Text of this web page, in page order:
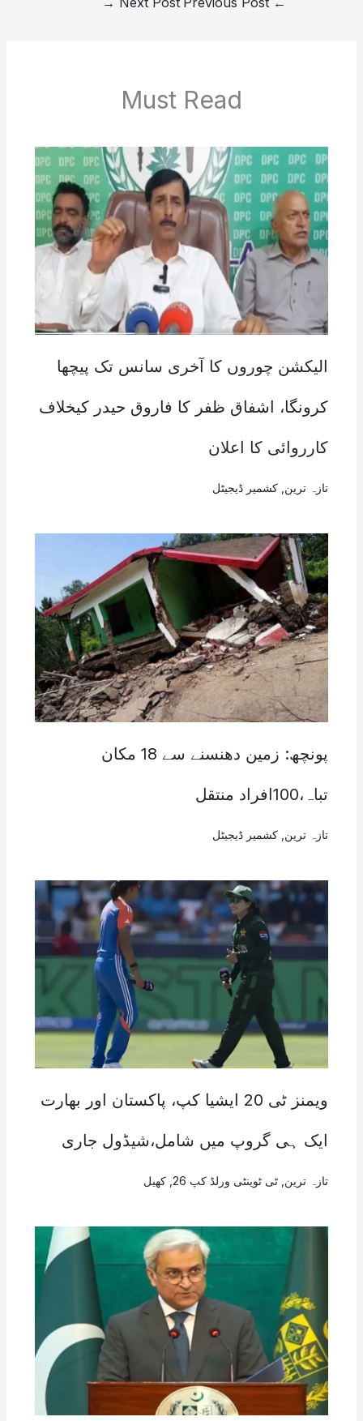
Must Read
الیکشن چوروں کا آخری سانس تک پیچھا
کرونگا، اشفاق ظفر کا فاروق حیدر کیخلاف
کارروائی کا اعلان
تازہ ترین کشمیر ڈیجیٹل
پونچھ: زمین دھنسنے سے 18 مکان
تباہ،100افراد منتقل
تازہ ترین کشمیر ڈیجیٹل
ویمنز ٹی 20 ایشیا کپ، پاکستان اور بھارت
ایک ہی گروپ میں شامل،شیڈول جاری
تازہ ترین ٹی ٹوینٹی ورلڈ کپ 26 , کھیل